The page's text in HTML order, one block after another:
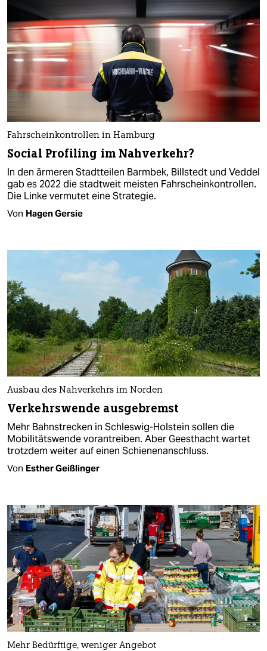
Fahrscheinkontrollen in Hamburg
Social Profiling im Nahverkehr?
In den ärmeren Stadtteilen Barmbek, Billstedt und Veddel
gab es 2022 die stadtweit meisten Fahrscheinkontrollen.
Die Linke vermutet eine Strategie.
Von Hagen Gersie
Ausbau des Nahverkehrs im Norden
Verkehrswende ausgebremst
Mehr Bahnstrecken in Schleswig-Holstein sollen die
Mobilitätswende vorantreiben. Aber Geesthacht wartet
trotzdem weiter auf einen Schienenanschluss.
Von Esther Geißlinger
Mehr Bedürftige, weniger Angebot